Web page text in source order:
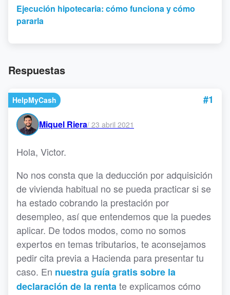
Ejecución hipotecaria: cómo funciona y cómo
pararla
Respuestas
HelpMyCash #1
Miquel Riera/ 23 abril 2021
Hola, Victor.
No nos consta que la deducción por adquisición
de vivienda habitual no se pueda practicar si se
ha estado cobrando la prestación por
desempleo, así que entendemos que la puedes
aplicar. De todos modos, como no somos
expertos en temas tributarios, te aconsejamos
pedir cita previa a Hacienda para presentar tu
caso. En nuestra guía gratis sobre la
declaración de la rentate explicamos cómo